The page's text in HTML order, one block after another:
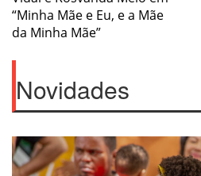
navigation
“Minha Mãe e Eu, e a Mãe
da Minha Mãe”
Novidades